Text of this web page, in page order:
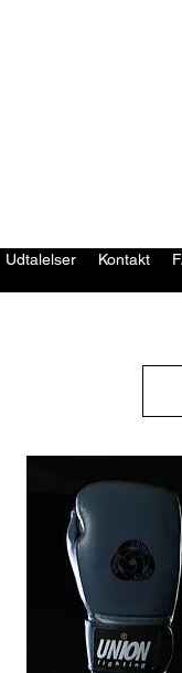
Udtalelser Kontakt